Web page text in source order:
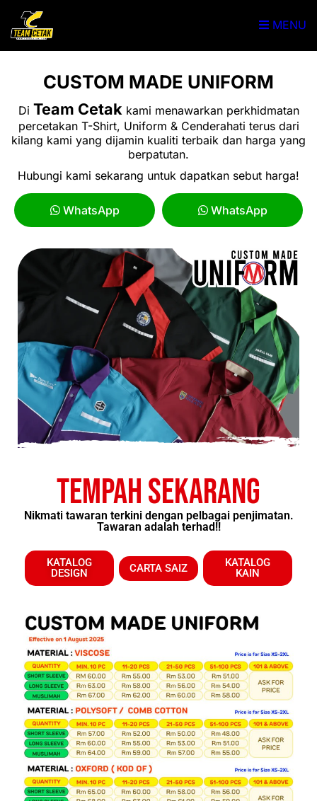
MENU
CUSTOM MADE UNIFORM
Di Team Cetakkami menawarkan perkhidmatan
percetakan T-Shirt, Uniform & Cenderahati terus dari
kilang kami yang dijamin kualiti terbaik dan harga yang
berpatutan.
Hubungi kami sekarang untuk dapatkan sebut harga!
WhatsApp WhatsApp
TEMPAH SEKARANG
Nikmati tawaran terkini dengan pelbagai penjimatan.
Tawaran adalah terhad!!
KATALOG
DESIGN
CARTA SAIZ
KATALOG
KAIN